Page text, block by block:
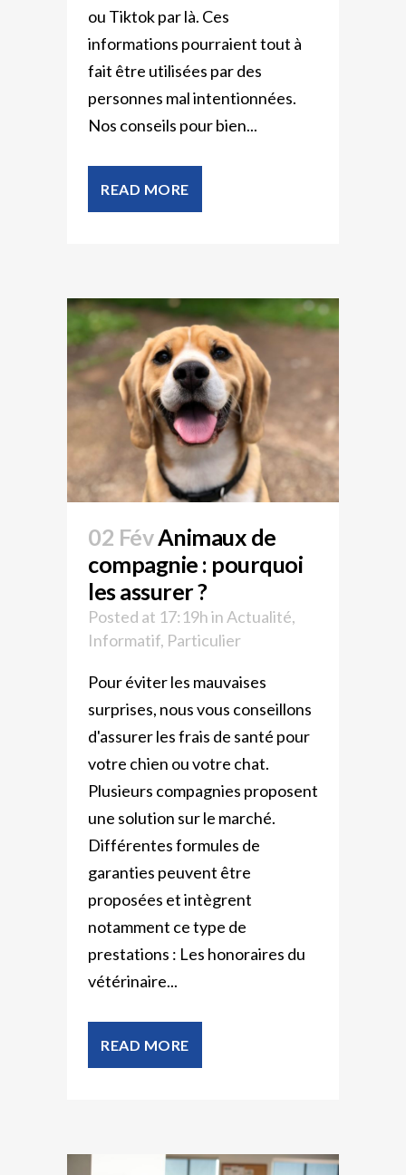
ou Tiktok par là. Ces
informations pourraient tout à
fait être utilisées par des
personnes mal intentionnées.
Nos conseils pour bien...
READ MORE
02 Fév Animaux de
compagnie : pourquoi
les assurer ?
Posted at 17:19hin Actualité,
Informatif, Particulier
Pour éviter les mauvaises
surprises, nous vous conseillons
d'assurer les frais de santé pour
votre chien ou votre chat.
Plusieurs compagnies proposent
une solution sur le marché.
Différentes formules de
garanties peuvent être
proposées et intègrent
notamment ce type de
prestations : Les honoraires du
vétérinaire...
READ MORE